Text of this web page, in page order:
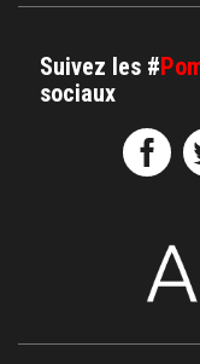
Suivez les #
sociaux